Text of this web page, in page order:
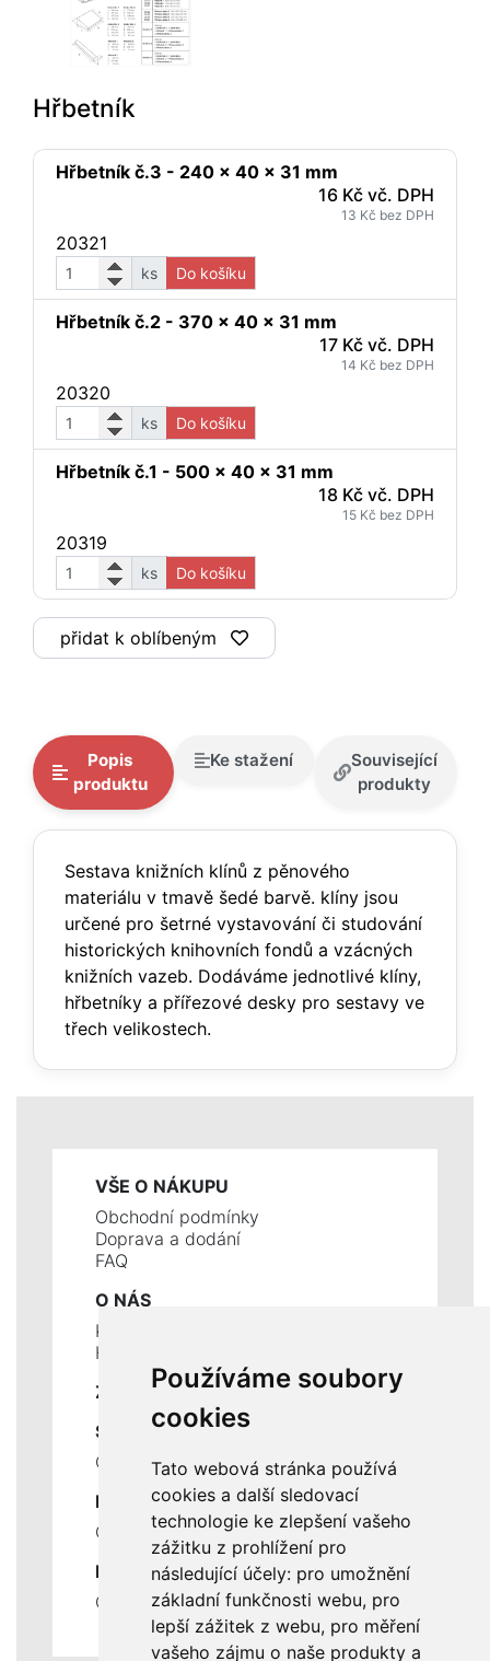
Používáme soubory
cookies
Tato webová stránka používá
cookies a další sledovací
technologie ke zlepšení vašeho
zážitku z prohlížení pro
následující účely: pro umožnění
základní funkčnosti webu, pro
lepší zážitek z webu, pro měření
vašeho zájmu o naše produkty a
Hřbetník
Hřbetník č.3 - 240 x 40 x 31 mm
16 Kč vč. DPH
13 Kč bez DPH
20321
ks Do košíku
Hřbetník č.2 - 370 x 40 x 31 mm
17 Kč vč. DPH
14 Kč bez DPH
20320
ks Do košíku
Hřbetník č.1 - 500 x 40 x 31 mm
18 Kč vč. DPH
15 Kč bez DPH
20319
ks Do košíku
přidat k oblíbeným
Popis
produktu
Ke stažení
Související
produkty
Sestava knižních klínů z pěnového
materiálu v tmavě šedé barvě. klíny jsou
určené pro šetrné vystavování či studování
historických knihovních fondů a vzácných
knižních vazeb. Dodáváme jednotlivé klíny,
hřbetníky a přířezové desky pro sestavy ve
třech velikostech.
VŠE O NÁKUPU
Obchodní podmínky
Doprava a dodání
FAQ
O NÁS
Kontakty
Historie a současnost
ZÁKLADNÍ ÚDAJE
SLUŽBY
Ceník servisních prací
DŮLEŽITÉ INFORMACE
Ochrana osobních údajů
RYCHLÉ ODKAZY
Odstoupení od smlouvy